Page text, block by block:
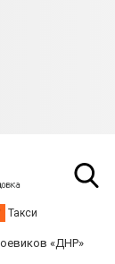
Такси
«ДНР»